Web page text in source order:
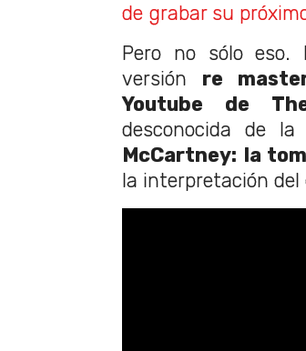
de grabar su
Pero no sólo eso.
versión re
Youtube de
desconocida de
McCartney: la
la interpretación del